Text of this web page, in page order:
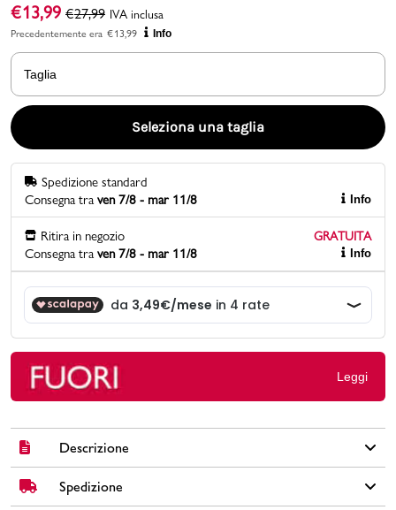
Marchi
Accedi | Registrati
Promo & News
negozi
contatti
pcard
Gift card
€13,99 €27,99 IVA inclusa
Precedentemente era €13,99 Info
Taglia
Seleziona una taglia
Spedizione standard
Consegna tra ven 7/8 - mar 11/8 Info
Ritira in negozio
GRATUITA
Consegna tra ven 7/8 - mar 11/8 Info
Leggi
Descrizione
Lo zaino Nike 2.0 Ã¨ la nuova versione di un classico. Il design
resistente combina 2 grandi scomparti e 2 tasche esterne per
Spedizione